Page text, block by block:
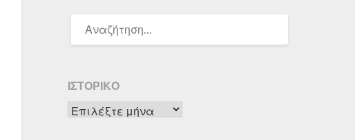
ΓΙΑ:
ΙΣΤΟΡΙΚΌ
Ιστορικό